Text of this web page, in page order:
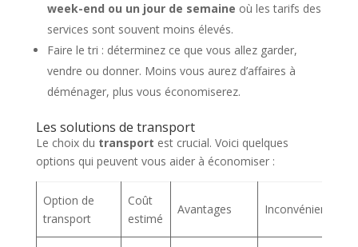
week-end ou un jour de semaine où les tarifs des
services sont souvent moins élevés.
Faire le tri : déterminez ce que vous allez garder,
vendre ou donner. Moins vous aurez d’affaires à
déménager, plus vous économiserez.
Les solutions de transport
Le choix du transport est crucial. Voici quelques
options qui peuvent vous aider à économiser :
Option de
transport
Coût
estimé
Avantages Inconvénients